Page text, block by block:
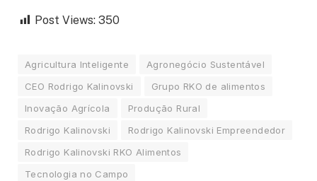
Post Views: 350
Agricultura Inteligente
Agronegócio Sustentável
CEO Rodrigo Kalinovski
Grupo RKO de alimentos
Inovação Agrícola
Produção Rural
Rodrigo Kalinovski
Rodrigo Kalinovski Empreendedor
Rodrigo Kalinovski RKO Alimentos
Tecnologia no Campo